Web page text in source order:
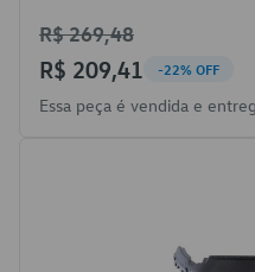
R$ 269,48
R$ 209,41 -22% OFF
Essa peça é vendida e